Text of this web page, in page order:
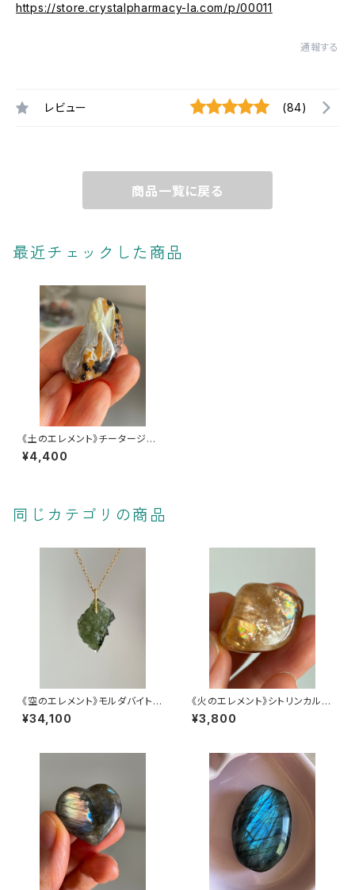
https://store.crystalpharmacy-la.com/p/00011
通報する
レビュー (84)
商品一覧に戻る
最近チェックした商品
《土のエレメント》チータージャ
スパー
¥4,400
同じカテゴリの商品
《空のエレメント》モルダバイトの
チャーム
¥34,100
《火のエレメント》シトリンカルサ
イトのタンブル【ココロがホッと、
頭はスッキリ】
¥3,800